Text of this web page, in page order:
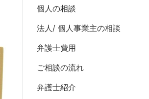
個人の相談
法人/ 個人事業主の相談
弁護士費用
ご相談の流れ
弁護士紹介